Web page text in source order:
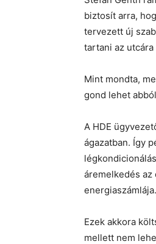
biztosít arra,
tervezett új
tartani az
Mint mondta,
gond lehet
A HDE
ágazatban. Így
áremelkedés
energiaszámlája.
Ezek akkora
mellett nem